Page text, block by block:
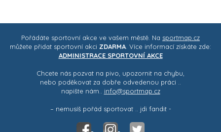
Pořádáte sportovní akce ve vašem městě. Na sportmap.cz
můžete přidat sportovní akci ZDARMA . Více informací získáte zde:
ADMINISTRACE SPORTOVNÍ AKCE
Chcete nás pozvat na pivo, upozornit na chybu,
nebo poděkovat za dobře odvedenou práci ..
napište nám.. info@sportmap.cz
– nemusíš pořád sportovat .. jdi fandit -